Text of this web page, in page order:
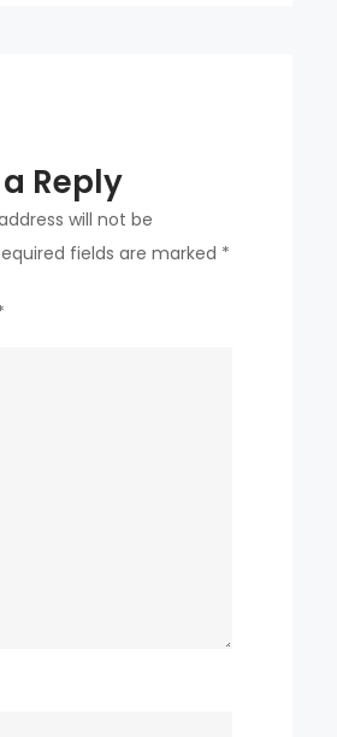
Reply
will not be
fields are marked *